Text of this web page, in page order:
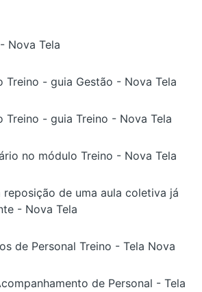
Nova Tela
Treino - guia Gestão - Nova Tela
Treino - guia Treino - Nova Tela
no módulo Treino - Nova Tela
de uma aula coletiva já
- Nova Tela
de Personal Treino - Tela Nova
de Personal - Tela